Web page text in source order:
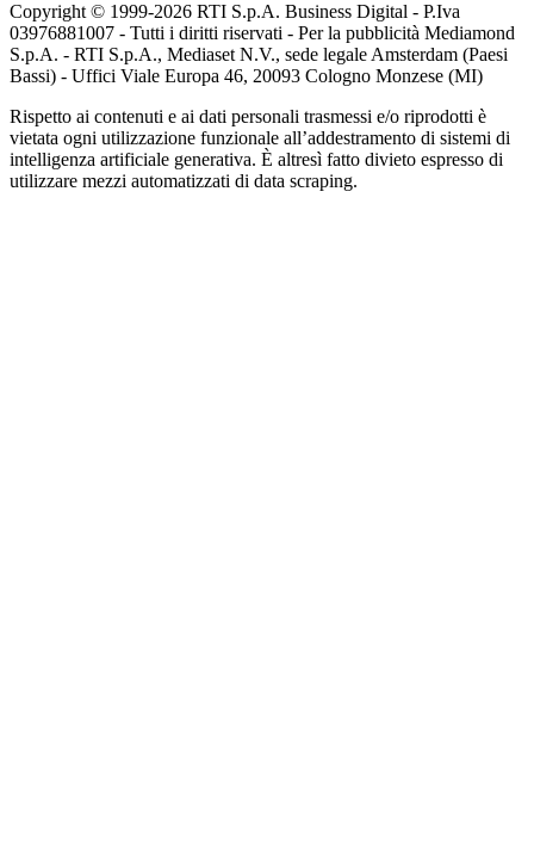
Copyright © 1999-2026 RTI S.p.A. Business Digital - P.Iva
03976881007 - Tutti i diritti riservati - Per la pubblicità Mediamond
S.p.A. - RTI S.p.A., Mediaset N.V., sede legale Amsterdam (Paesi
Bassi) - Uffici Viale Europa 46, 20093 Cologno Monzese (MI)
Rispetto ai contenuti e ai dati personali trasmessi e/o riprodotti è
vietata ogni utilizzazione funzionale all’addestramento di sistemi di
intelligenza artificiale generativa. È altresì fatto divieto espresso di
utilizzare mezzi automatizzati di data scraping.